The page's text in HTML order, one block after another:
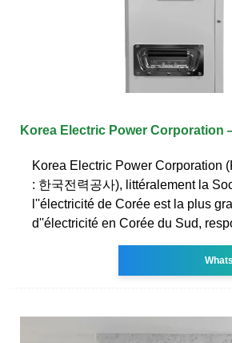
Korea Electric Power Corporation
Korea Electric Power Corporation
: 한국전력공사), littéralement la
l''électricité de Corée est la plus
d''électricité en Corée du Sud,